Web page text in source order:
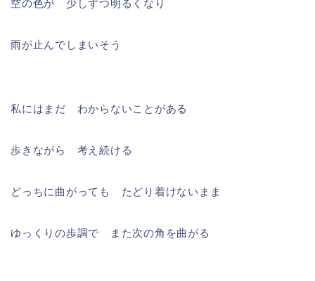
空の色が 少しずつ明るくなり
雨が止んでしまいそう
私にはまだ わからないことがある
歩きながら 考え続ける
どっちに曲がっても たどり着けないまま
ゆっくりの歩調で また次の角を曲がる